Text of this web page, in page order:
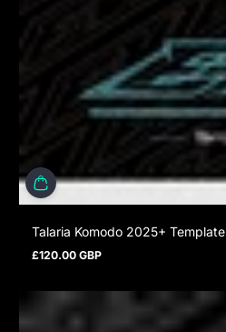
Talaria Komodo 2025+ Template
Prezzo normale
£120.00 GBP